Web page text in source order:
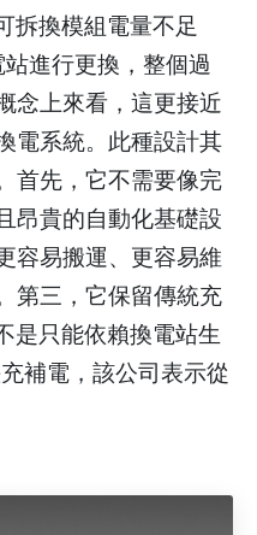
拆換模組電量不足
進行更換，整個過
念上來看，這更接近
電系統。此種設計其
首先，它不需要像完
昂貴的自動化基礎設
容易搬運、更容易維
第三，它保留傳統充
是只能依賴換電站生
補電，該公司表示從